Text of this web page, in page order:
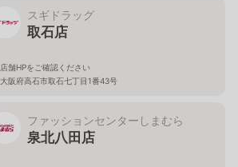
スギドラッグ
取石店
店舗HPをご確認ください
大阪府高石市取石七丁目1番43号
ファッションセンターしまむら
泉北八田店